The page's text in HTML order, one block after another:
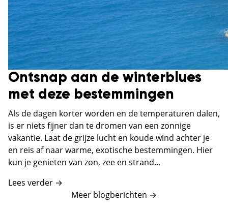
Ontsnap aan de winterblues
met deze bestemmingen
Als de dagen korter worden en de temperaturen dalen,
is er niets fijner dan te dromen van een zonnige
vakantie. Laat de grijze lucht en koude wind achter je
en reis af naar warme, exotische bestemmingen. Hier
kun je genieten van zon, zee en strand...
Lees verder →
Meer blogberichten →